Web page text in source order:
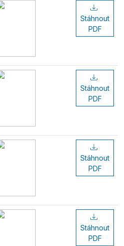
Stáhnout
PDF
Stáhnout
PDF
Stáhnout
PDF
Stáhnout
PDF